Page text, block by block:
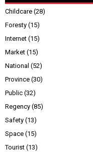
Childcare (28)
Foresty (15)
Internet (15)
Market (15)
National (52)
Province (30)
Public (32)
Regency (85)
Safety (13)
Space (15)
Tourist (13)